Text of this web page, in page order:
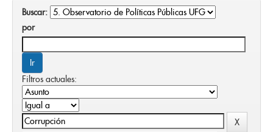
Buscar:
por
Filtros actuales: